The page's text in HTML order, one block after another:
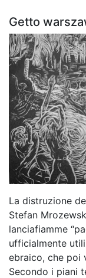
Getto
La distruzione
Stefan
lanciafiamme
ufficialmente
ebraico, che poi
Secondo i piani